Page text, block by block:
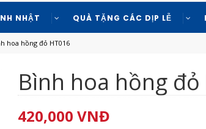
NHẬT QUÀ TẶNG CÁC DỊP LỄ
hoa hồng đỏ HT016
Bình hoa hồng đỏ
420,000 VNĐ